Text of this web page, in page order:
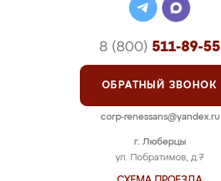
г. Люберцы
ул. Побратимов, д.7
8 (800) 511-89-55
ОБРАТНЫЙ ЗВОНОК
corp-renessans@yandex.ru